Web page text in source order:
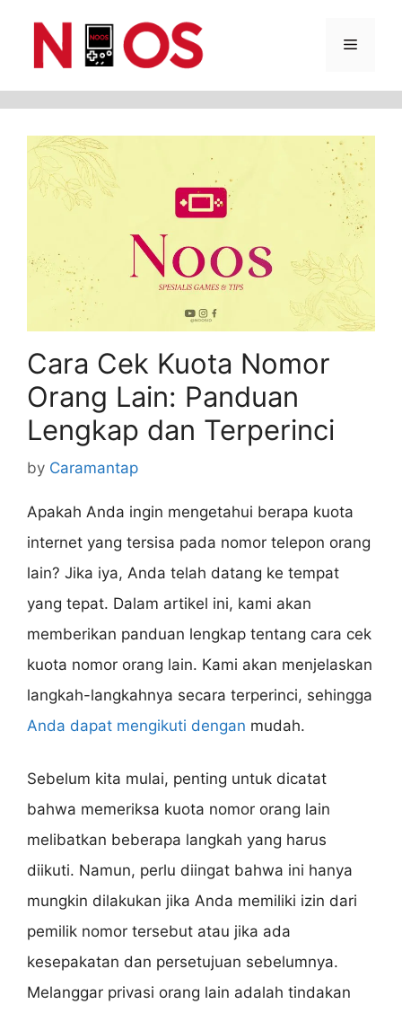
Menu
Cara Cek Kuota Nomor
Orang Lain: Panduan
Lengkap dan Terperinci
by Caramantap
Apakah Anda ingin mengetahui berapa kuota
internet yang tersisa pada nomor telepon orang
lain? Jika iya, Anda telah datang ke tempat
yang tepat. Dalam artikel ini, kami akan
memberikan panduan lengkap tentang cara cek
kuota nomor orang lain. Kami akan menjelaskan
langkah-langkahnya secara terperinci, sehingga
Anda dapat mengikuti dengan mudah.
Sebelum kita mulai, penting untuk dicatat
bahwa memeriksa kuota nomor orang lain
melibatkan beberapa langkah yang harus
diikuti. Namun, perlu diingat bahwa ini hanya
mungkin dilakukan jika Anda memiliki izin dari
pemilik nomor tersebut atau jika ada
kesepakatan dan persetujuan sebelumnya.
Melanggar privasi orang lain adalah tindakan